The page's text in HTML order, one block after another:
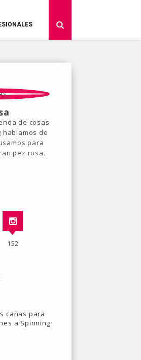
de cosas
hablamos de
para
pez rosa.
152
cañas para
a Spinning